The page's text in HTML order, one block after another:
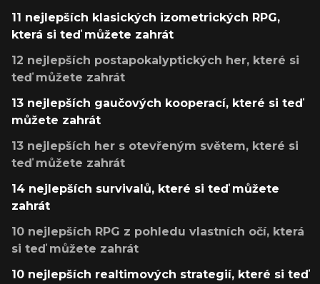
11 nejlepších klasických izometrických RPG,
která si teď můžete zahrát
12 nejlepších postapokalyptických her, které si
teď můžete zahrát
13 nejlepších gaučových kooperací, které si teď
můžete zahrát
13 nejlepších her s otevřeným světem, které si
teď můžete zahrát
14 nejlepších survivalů, které si teď můžete
zahrát
10 nejlepších RPG z pohledu vlastních očí, která
si teď můžete zahrát
10 nejlepších realtimových strategií, které si teď